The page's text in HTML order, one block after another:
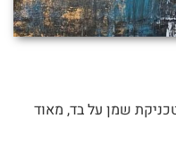
שמן על בד, מאוד